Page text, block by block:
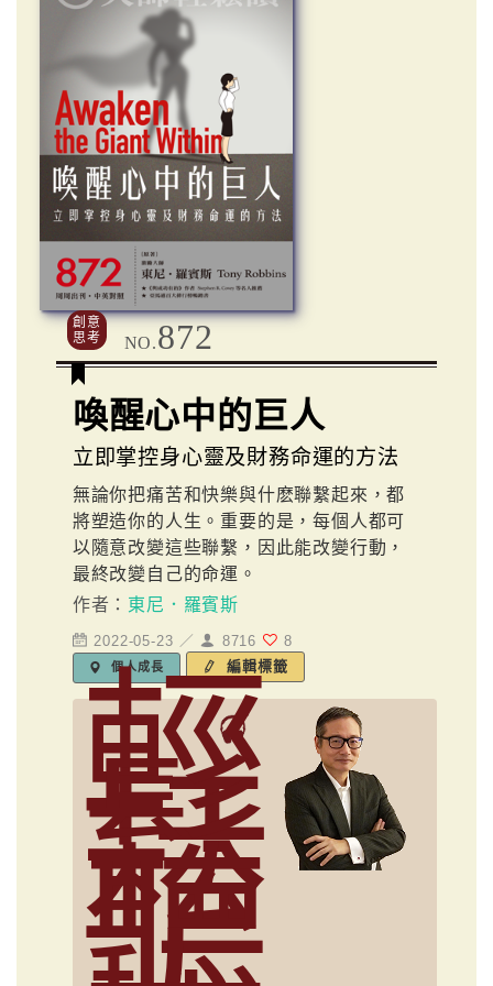
創意
思考
NO.872
喚醒心中的巨人
立即掌控身心靈及財務命運的方法
無論你把痛苦和快樂與什麽聯繫起來，都
將塑造你的人生。重要的是，每個人都可
以隨意改變這些聯繫，因此能改變行動，
最終改變自己的命運。
作者： 東尼．羅賓斯
2022-05-23 ／ 8716 8
個人成長 編輯標籤
輕
鬆
聽